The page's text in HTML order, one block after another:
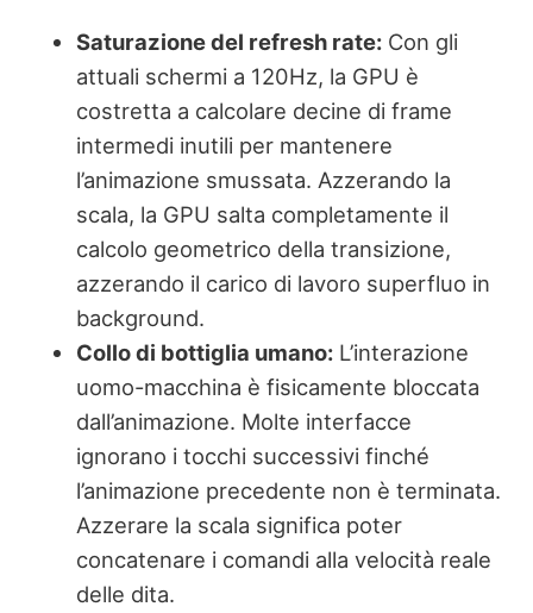
Saturazione del refresh rate: Con gli
attuali schermi a 120Hz, la GPU è
costretta a calcolare decine di frame
intermedi inutili per mantenere
l’animazione smussata. Azzerando la
scala, la GPU salta completamente il
calcolo geometrico della transizione,
azzerando il carico di lavoro superfluo in
background.
Collo di bottiglia umano: L’interazione
uomo-macchina è fisicamente bloccata
dall’animazione. Molte interfacce
ignorano i tocchi successivi finché
l’animazione precedente non è terminata.
Azzerare la scala significa poter
concatenare i comandi alla velocità reale
delle dita.